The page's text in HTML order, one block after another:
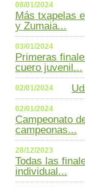
08/01/2024
Más txapelas
y Zumaia...
03/01/2024
Primeras
cuero juvenil...
02/01/2024
02/01/2024
Campeonato
campeonas...
28/12/2023
Todas las
individual...